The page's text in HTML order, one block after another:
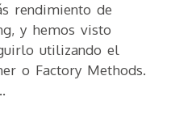
rendimiento de
y hemos visto
utilizando el
o Factory Methods.